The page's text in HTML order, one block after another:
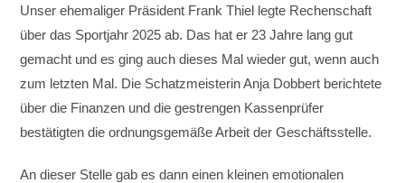
Unser ehemaliger Präsident Frank Thiel legte Rechenschaft
über das Sportjahr 2025 ab. Das hat er 23 Jahre lang gut
gemacht und es ging auch dieses Mal wieder gut, wenn auch
zum letzten Mal. Die Schatzmeisterin Anja Dobbert berichtete
über die Finanzen und die gestrengen Kassenprüfer
bestätigten die ordnungsgemäße Arbeit der Geschäftsstelle.
An dieser Stelle gab es dann einen kleinen emotionalen